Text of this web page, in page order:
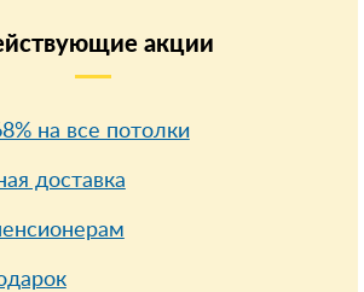
акции
на все потолки
доставка